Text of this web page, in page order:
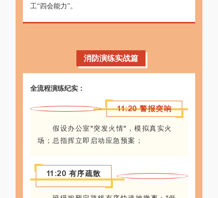
工“四会能力”。
消防演练实战篇
全流程演练纪实：
11:20 警报突响
假设办公室"突发火情" ，模拟真实火
场；总指挥立即启动应急预案；
11:20 有序疏散